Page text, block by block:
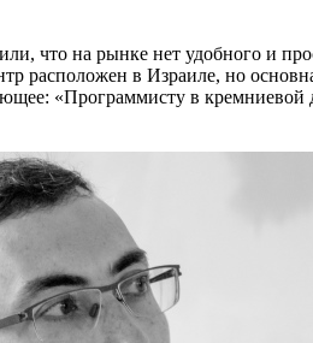
что на рынке нет удобного и
расположен в Израиле, но
«Программисту в кремниевой